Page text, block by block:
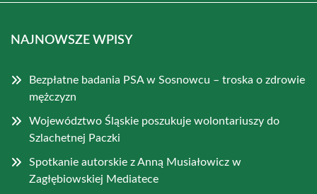
NAJNOWSZE WPISY
Bezpłatne badania PSA w Sosnowcu – troska o zdrowie
mężczyzn
Województwo Śląskie poszukuje wolontariuszy do
Szlachetnej Paczki
Spotkanie autorskie z Anną Musiałowicz w
Zagłębiowskiej Mediatece